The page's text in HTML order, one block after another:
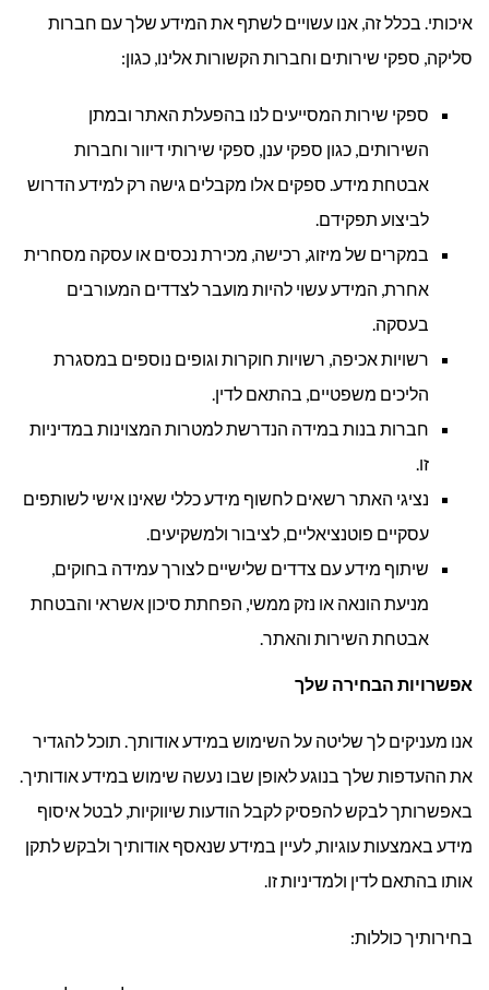
איכותי. בכלל זה, אנו עשויים לשתף את המידע שלך עם חברות
סליקה, ספקי שירותים וחברות הקשורות אלינו, כגון:
ספקי שירות המסייעים לנו בהפעלת האתר ובמתן
השירותים, כגון ספקי ענן, ספקי שירותי דיוור וחברות
אבטחת מידע. ספקים אלו מקבלים גישה רק למידע הדרוש
לביצוע תפקידם.
במקרים של מיזוג, רכישה, מכירת נכסים או עסקה מסחרית
אחרת, המידע עשוי להיות מועבר לצדדים המעורבים
בעסקה.
רשויות אכיפה, רשויות חוקרות וגופים נוספים במסגרת
הליכים משפטיים, בהתאם לדין.
חברות בנות במידה הנדרשת למטרות המצוינות במדיניות
זו.
נציגי האתר רשאים לחשוף מידע כללי שאינו אישי לשותפים
עסקיים פוטנציאליים, לציבור ולמשקיעים.
שיתוף מידע עם צדדים שלישיים לצורך עמידה בחוקים,
מניעת הונאה או נזק ממשי, הפחתת סיכון אשראי והבטחת
אבטחת השירות והאתר.
אפשרויות הבחירה שלך
אנו מעניקים לך שליטה על השימוש במידע אודותך. תוכל להגדיר
את ההעדפות שלך בנוגע לאופן שבו נעשה שימוש במידע אודותיך.
באפשרותך לבקש להפסיק לקבל הודעות שיווקיות, לבטל איסוף
מידע באמצעות עוגיות, לעיין במידע שנאסף אודותיך ולבקש לתקן
אותו בהתאם לדין ולמדיניות זו.
בחירותיך כוללות: